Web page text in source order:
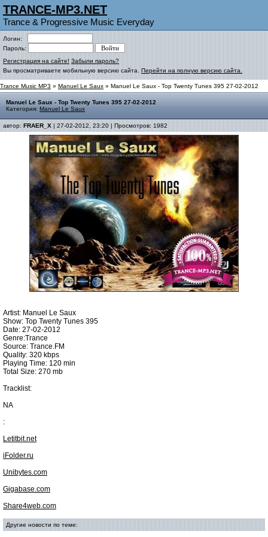
TRANCE-MP3.NET
Trance & Progressive Music Everyday
Логин:
Пароль:
Регистрация на сайте! Забыли пароль?
Вы просматриваете мобильную версию сайта. Перейти на полную версию сайта.
Trance Music MP3 » Manuel Le Saux » Manuel Le Saux - Top Twenty Tunes 395 27-02-2012
Manuel Le Saux - Top Twenty Tunes 395 27-02-2012
Категория: Manuel Le Saux
автор: FRAER_X | 27-02-2012, 23:20 | Просмотров: 1982
Artist: Manuel Le Saux
Show: Top Twenty Tunes 395
Date: 27-02-2012
Genre:Trance
Source: Trance.FM
Quality: 320 kbps
Playing Time: 120 min
Total Size: 270 mb
Tracklist:
NA
:
Letitbit.net
iFolder.ru
Unibytes.com
Gigabase.com
Share4web.com
Другие новости по теме: